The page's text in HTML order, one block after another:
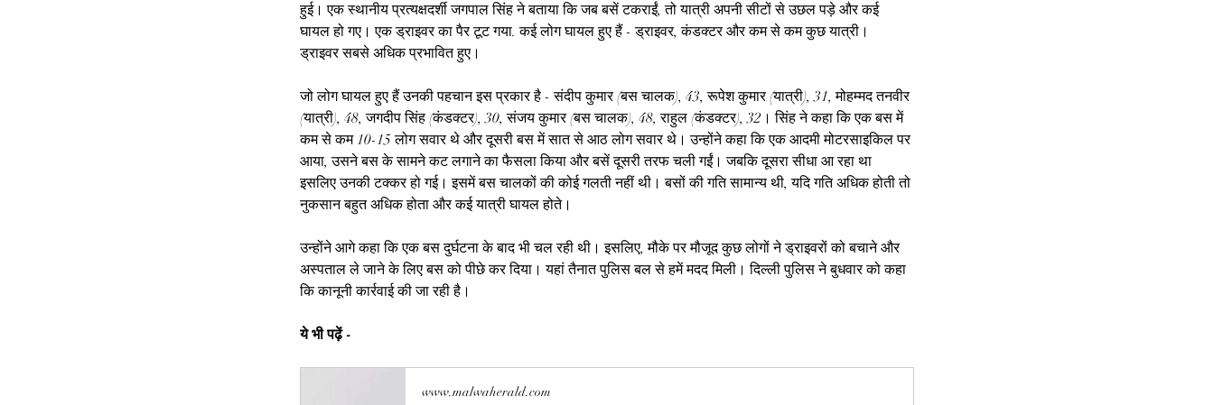
हुई। एक स्थानीय प्रत्यक्षदर्शी जगपाल सिंह ने बताया कि जब बसें टकराईं, तो यात्री अपनी सीटों से उछल पड़े और कई
घायल हो गए। एक ड्राइवर का पैर टूट गया. कई लोग घायल हुए हैं - ड्राइवर, कंडक्टर और कम से कम कुछ यात्री।
ड्राइवर सबसे अधिक प्रभावित हुए।
जो लोग घायल हुए हैं उनकी पहचान इस प्रकार है - संदीप कुमार (बस चालक), 43, रूपेश कुमार (यात्री), 31, मोहम्मद तनवीर
(यात्री), 48, जगदीप सिंह (कंडक्टर), 30, संजय कुमार (बस चालक), 48, राहुल (कंडक्टर), 32। सिंह ने कहा कि एक बस में
कम से कम 10-15 लोग सवार थे और दूसरी बस में सात से आठ लोग सवार थे। उन्होंने कहा कि एक आदमी मोटरसाइकिल पर
आया, उसने बस के सामने कट लगाने का फैसला किया और बसें दूसरी तरफ चली गईं। जबकि दूसरा सीधा आ रहा था
इसलिए उनकी टक्कर हो गई। इसमें बस चालकों की कोई गलती नहीं थी। बसों की गति सामान्य थी, यदि गति अधिक होती तो
नुकसान बहुत अधिक होता और कई यात्री घायल होते।
उन्होंने आगे कहा कि एक बस दुर्घटना के बाद भी चल रही थी। इसलिए, मौके पर मौजूद कुछ लोगों ने ड्राइवरों को बचाने और
अस्पताल ले जाने के लिए बस को पीछे कर दिया। यहां तैनात पुलिस बल से हमें मदद मिली। दिल्ली पुलिस ने बुधवार को कहा
कि कानूनी कार्रवाई की जा रही है।
ये भी पढ़ें -
www.malwaherald.com